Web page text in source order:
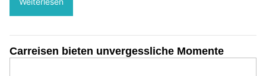
Carreisen bieten unvergessliche Momente